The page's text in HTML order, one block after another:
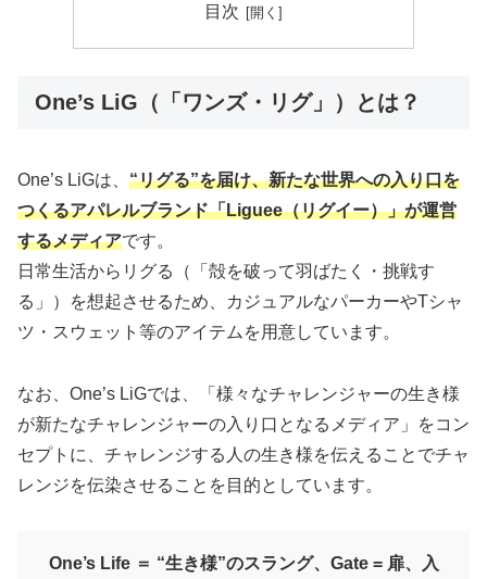
目次
One’s LiG（「ワンズ・リグ」）とは？
One’s LiGは、 “リグる”を届け、新たな世界への入り口を
つくるアパレルブランド「Liguee（リグイー）」が運営
するメディアです。
日常生活からリグる（「殻を破って羽ばたく・挑戦す
る」）を想起させるため、カジュアルなパーカーやTシャ
ツ・スウェット等のアイテムを用意しています。
なお、One’s LiGでは、「様々なチャレンジャーの生き様
が新たなチャレンジャーの入り口となるメディア」をコン
セプトに、チャレンジする人の生き様を伝えることでチャ
レンジを伝染させることを目的としています。
One’s Life ＝ “生き様”のスラング、Gate = 扉、入